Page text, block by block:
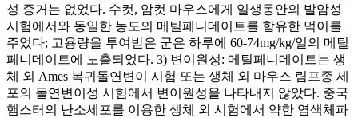
성 증거는 없었다. 수컷, 암컷 마우스에게 일생동안의 발암성
시험에서와 동일한 농도의 메틸페니데이트를 함유한 먹이를
주었다; 고용량을 투여받은 군은 하루에 60-74mg/kg/일의 메틸
페니데이트에 노출되었다. 3) 변이원성: 메틸페니데이트는 생
체 외 Ames 복귀돌연변이 시험 또는 생체 외 마우스 림프종 세
포의 돌연변이성 시험에서 변이원성을 나타내지 않았다. 중국
햄스터의 난소세포를 이용한 생체 외 시험에서 약한 염색체파